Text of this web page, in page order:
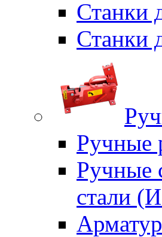
Станки
Станки
Ручные
Ручные
стали